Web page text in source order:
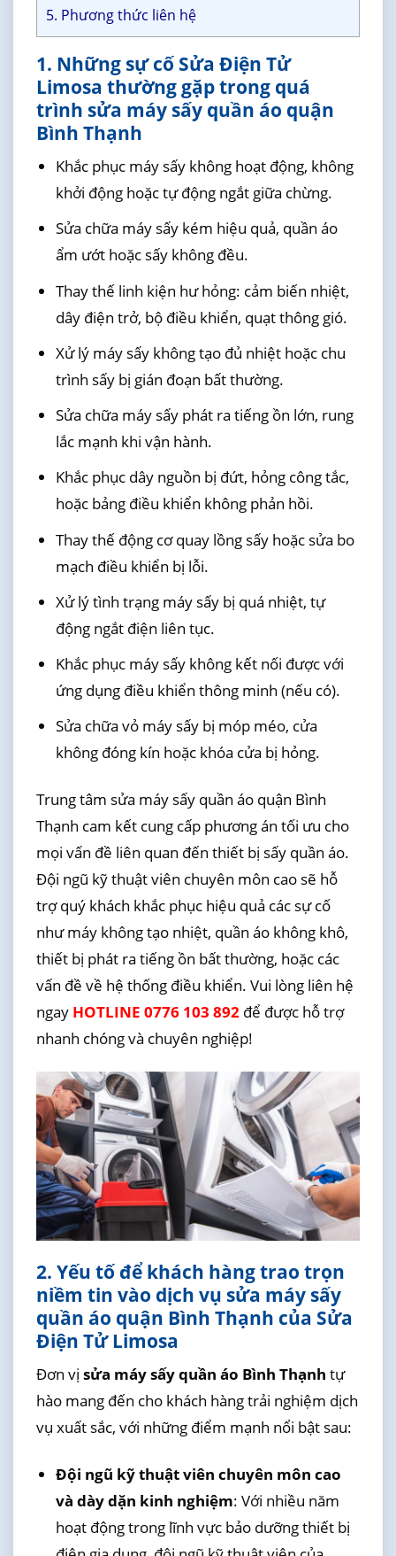
5. Phương thức liên hệ
1. Những sự cố Sửa Điện Tử
Limosa thường gặp trong quá
trình sửa máy sấy quần áo quận
Bình Thạnh
Khắc phục máy sấy không hoạt động, không
khởi động hoặc tự động ngắt giữa chừng.
Sửa chữa máy sấy kém hiệu quả, quần áo
ẩm ướt hoặc sấy không đều.
Thay thế linh kiện hư hỏng: cảm biến nhiệt,
dây điện trở, bộ điều khiển, quạt thông gió.
Xử lý máy sấy không tạo đủ nhiệt hoặc chu
trình sấy bị gián đoạn bất thường.
Sửa chữa máy sấy phát ra tiếng ồn lớn, rung
lắc mạnh khi vận hành.
Khắc phục dây nguồn bị đứt, hỏng công tắc,
hoặc bảng điều khiển không phản hồi.
Thay thế động cơ quay lồng sấy hoặc sửa bo
mạch điều khiển bị lỗi.
Xử lý tình trạng máy sấy bị quá nhiệt, tự
động ngắt điện liên tục.
Khắc phục máy sấy không kết nối được với
ứng dụng điều khiển thông minh (nếu có).
Sửa chữa vỏ máy sấy bị móp méo, cửa
không đóng kín hoặc khóa cửa bị hỏng.
Trung tâm sửa máy sấy quần áo quận Bình
Thạnh cam kết cung cấp phương án tối ưu cho
mọi vấn đề liên quan đến thiết bị sấy quần áo.
Đội ngũ kỹ thuật viên chuyên môn cao sẽ hỗ
trợ quý khách khắc phục hiệu quả các sự cố
như máy không tạo nhiệt, quần áo không khô,
thiết bị phát ra tiếng ồn bất thường, hoặc các
vấn đề về hệ thống điều khiển. Vui lòng liên hệ
ngay HOTLINE 0776 103 892để được hỗ trợ
nhanh chóng và chuyên nghiệp!
2. Yếu tố để khách hàng trao trọn
niềm tin vào dịch vụ sửa máy sấy
quần áo quận Bình Thạnh của Sửa
Điện Tử Limosa
Đơn vị sửa máy sấy quần áo Bình Thạnh tự
hào mang đến cho khách hàng trải nghiệm dịch
vụ xuất sắc, với những điểm mạnh nổi bật sau:
Đội ngũ kỹ thuật viên chuyên môn cao
và dày dặn kinh nghiệm: Với nhiều năm
hoạt động trong lĩnh vực bảo dưỡng thiết bị